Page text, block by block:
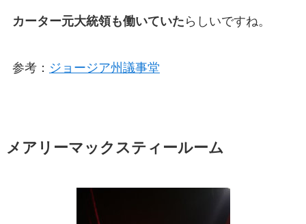
カーター元大統領も働いていた らしいですね。
参考： ジョージア州議事堂
メアリーマックスティールーム